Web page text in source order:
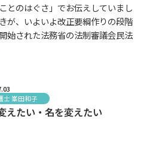
とのはぐさ」でお伝えしていまし
が、いよいよ改正要綱作りの段階
始された法務省の法制審議会民法
士 峯田和子
えたい・名を変えたい